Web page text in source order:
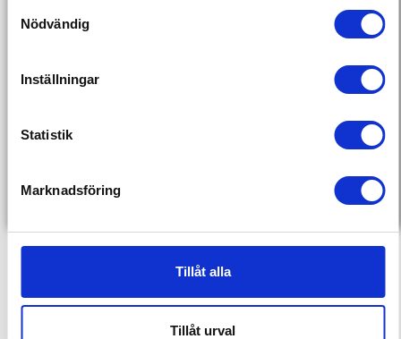
Nödvändig
Inställningar
Statistik
Marknadsföring
Tillåt alla
Tillåt urval
JACOB
ANTAL BILAR